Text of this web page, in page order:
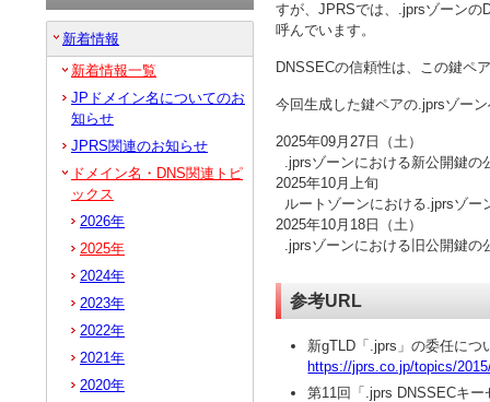
すが、JPRSでは、.jprsゾーンの
呼んでいます。
DNSSECの信頼性は、この鍵ペ
今回生成した鍵ペアの.jprsゾー
2025年09月27日（土）
.jprsゾーンにおける新公開鍵の
2025年10月上旬
ルートゾーンにおける.jprsゾー
2025年10月18日（土）
.jprsゾーンにおける旧公開鍵の
参考URL
新gTLD「.jprs」の委任につ
https://jprs.co.jp/topics/
第11回「.jprs DNSSECキ
新着情報
新着情報一覧
JPドメイン名についてのお
知らせ
JPRS関連のお知らせ
ドメイン名・DNS関連トピ
ックス
2026年
2025年
2024年
2023年
2022年
2021年
2020年